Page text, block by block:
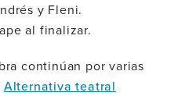
y Fleni.
al finalizar.
continúan por varias
Alternativa teatral